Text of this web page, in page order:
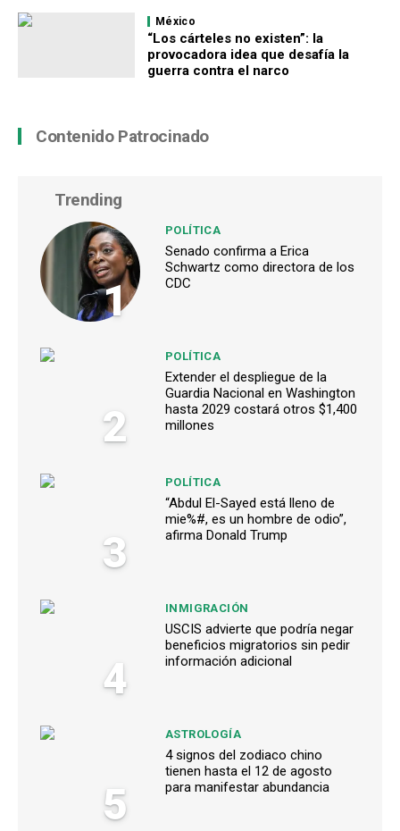
México
“Los cárteles no existen”: la
provocadora idea que desafía la
guerra contra el narco
Contenido Patrocinado
Trending
1
POLÍTICA
Senado confirma a Erica
Schwartz como directora de los
CDC
2
POLÍTICA
Extender el despliegue de la
Guardia Nacional en Washington
hasta 2029 costará otros $1,400
millones
3
POLÍTICA
“Abdul El-Sayed está lleno de
mie%#, es un hombre de odio”,
afirma Donald Trump
4
INMIGRACIÓN
USCIS advierte que podría negar
beneficios migratorios sin pedir
información adicional
5
ASTROLOGÍA
4 signos del zodiaco chino
tienen hasta el 12 de agosto
para manifestar abundancia